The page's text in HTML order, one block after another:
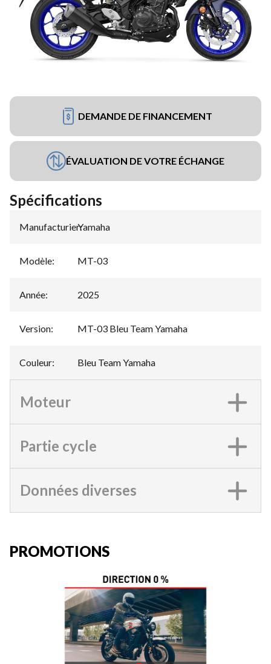
DEMANDE DE FINANCEMENT
ÉVALUATION DE VOTRE ÉCHANGE
Spécifications
Manufacturier:
Yamaha
Modèle: MT-03
Année: 2025
Version: MT-03 Bleu Team Yamaha
Couleur: Bleu Team Yamaha
Moteur
Partie cycle
Données diverses
PROMOTIONS